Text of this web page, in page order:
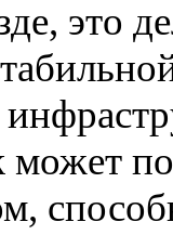
это
может